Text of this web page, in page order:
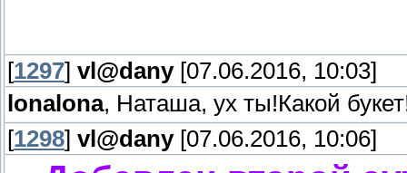
[1297] vl@dany[07.06.2016, 10:03]
lonalona, Наташа, ух ты!Какой
[1298] vl@dany[07.06.2016, 10:06]